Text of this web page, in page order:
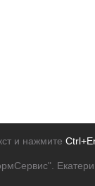
и нажмите